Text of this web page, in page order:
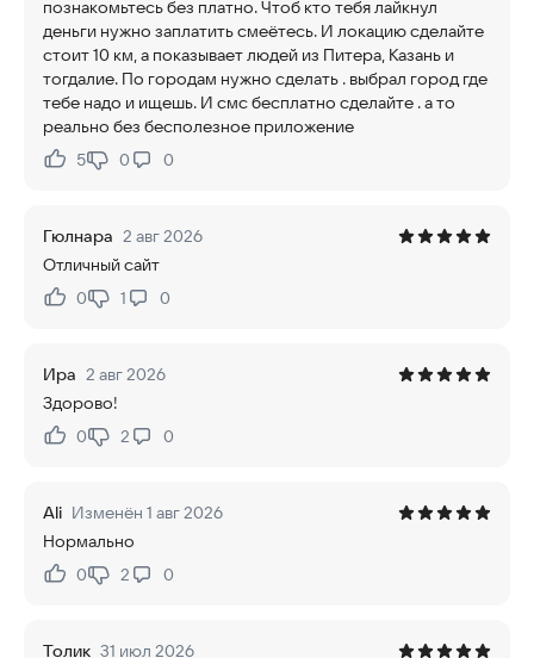
познакомьтесь без платно. Чтоб кто тебя лайкнул
деньги нужно заплатить смеётесь. И локацию сделайте
стоит 10 км, а показывает людей из Питера, Казань и
тогдалие. По городам нужно сделать . выбрал город где
тебе надо и ищешь. И смс бесплатно сделайте . а то
реально без бесполезное приложение
Нравится:
5Не нравится:
0 0
Гюлнара 2 авг 2026
Отличный сайт
Нравится:
0Не нравится:
1 0
Ира 2 авг 2026
Здорово!
Нравится:
0Не нравится:
2 0
Ali Изменён 1 авг 2026
Нормально
Нравится:
0Не нравится:
2 0
Толик 31 июл 2026